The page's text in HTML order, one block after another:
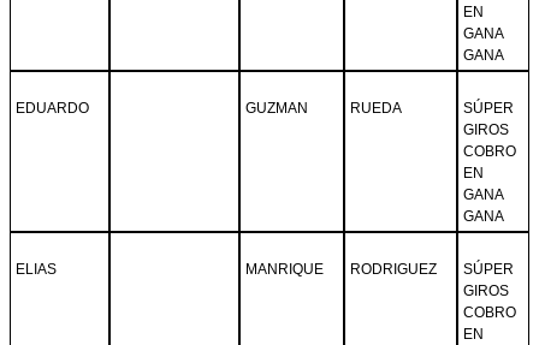
EN
GANA
GANA
EDUARDO GUZMAN RUEDA
SÚPER
GIROS
COBRO
EN
GANA
GANA
ELIAS MANRIQUE RODRIGUEZ
SÚPER
GIROS
COBRO
EN